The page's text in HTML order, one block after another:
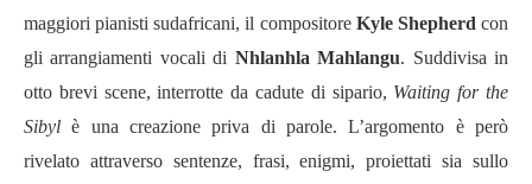
maggiori pianisti sudafricani, il compositore Kyle Shepherd con
gli arrangiamenti vocali di Nhlanhla Mahlangu. Suddivisa in
otto brevi scene, interrotte da cadute di sipario, Waiting for the
Sibylè una creazione priva di parole. L’argomento è però
rivelato attraverso sentenze, frasi, enigmi, proiettati sia sullo